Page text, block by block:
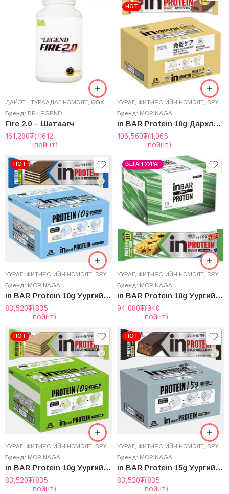
ДАЙЭТ - ТУРААДАГ НЭМЭЛТ ӨӨХ ШАТААГЧ
Бренд: BE LEGEND
Fire 2.0 – Шатаагч
161,280₮(1,612
пойнт)
HOT
УУРАГ ФИТНЕС-ИЙН НЭМЭЛТ ЭРҮҮЛ МЭНДИЙН НЭМЭЛТ
Бренд: MORINAGA
in BAR Protein 10g Дархлаа дэмжигч уургийн баар – Брауни амттай 12ш
106,560₮(1,065
пойнт)
HOT
УУРАГ ФИТНЕС-ИЙН НЭМЭЛТ ЭРҮҮЛ МЭНДИЙН НЭМЭЛТ
Бренд: MORINAGA
in BAR Protein 10g Уургийн баар – Ваниллa амттай 12ш
83,520₮(835
пойнт)
ВЕГАН УУРАГ
УУРАГ ФИТНЕС-ИЙН НЭМЭЛТ ЭРҮҮЛ МЭНДИЙН НЭМЭЛТ
Бренд: MORINAGA
in BAR Protein 10g Уургийн баар – Гранола Веган 14ш
94,080₮(940
пойнт)
HOT
УУРАГ ФИТНЕС-ИЙН НЭМЭЛТ ЭРҮҮЛ МЭНДИЙН НЭМЭЛТ
Бренд: MORINAGA
in BAR Protein 10g Уургийн баар – Матча амттай 12ш
83,520₮(835
пойнт)
HOT
УУРАГ ФИТНЕС-ИЙН НЭМЭЛТ ЭРҮҮЛ МЭНДИЙН НЭМЭЛТ
Бренд: MORINAGA
in BAR Protein 15g Уургийн баар – Жигнэсэн Хар Шоколадны амттай 12ш
83,520₮(835
пойнт)